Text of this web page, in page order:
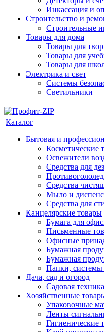
Инкассация и
Строительство и
Строительные
Товары для дома
Товары для
Товары для
Товары для
Электрика и свет
Системы
Светильники
Каталог
Бытовая и
Косметические
Освежители
Средства для
Средства
Мыло и
Средства для
Канцелярские товары
Бумага для
Письменные
Офисные
Бумажная
Бумажная
Папки, системы
Дача, сад и огород
Садовая техника
Хозяйственные
Упаковочные
Ленты
Гигиенические